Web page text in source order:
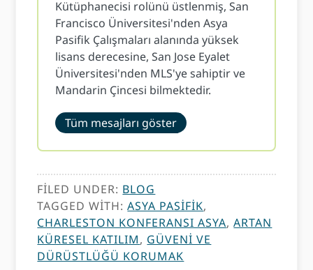
Kütüphanecisi rolünü üstlenmiş, San
Francisco Üniversitesi'nden Asya
Pasifik Çalışmaları alanında yüksek
lisans derecesine, San Jose Eyalet
Üniversitesi'nden MLS'ye sahiptir ve
Mandarin Çincesi bilmektedir.
Tüm mesajları göster
FILED UNDER: BLOG
TAGGED WITH:ASYA PASIFIK,
CHARLESTON KONFERANSI ASYA,ARTAN
KÜRESEL KATILIM, GÜVENI VE
DÜRÜSTLÜĞÜ KORUMAK